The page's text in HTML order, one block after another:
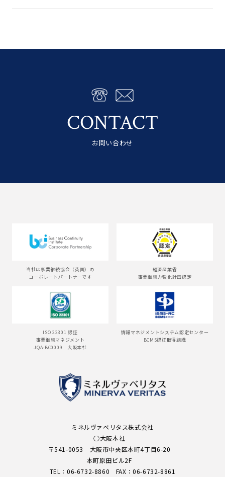
CONTACT
お問い合わせ
当社は事業継続協会（英国）の
コーポレートパートナーです
経済産業省
事業継続力強化計画認定
ISO 22301 認証
事業継続マネジメント
JQA-BC0009 大阪本社
情報マネジメントシステム認定センター
BCMS認証取得組織
ミネルヴァベリタス株式会社
○大阪本社
〒541-0053 大阪市中央区本町4丁目6-20
本町原田ビル2F
TEL： 06-6732-8860 FAX：06-6732-8861